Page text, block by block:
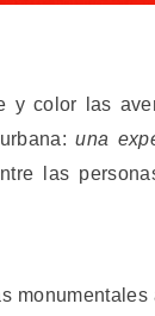
color las
una
las